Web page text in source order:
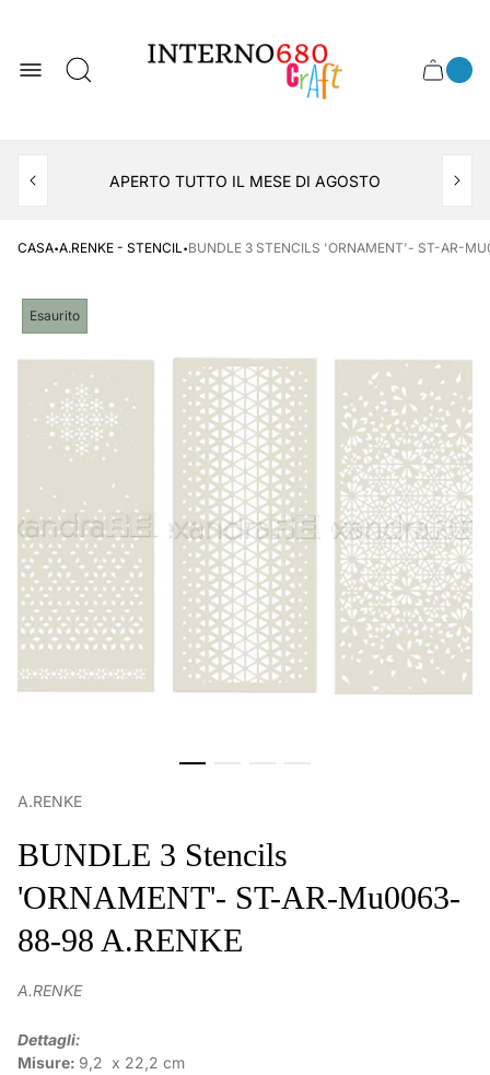
del
negozio
Cassetto
APERTO TUTTO IL MESE DI AGOSTO
CASA·A.RENKE - STENCIL·BUNDLE 3 STENCILS 'ORNAMENT'- ST-AR-
Etichetta
del
Esaurito
A.RENKE
BUNDLE 3 Stencils
'ORNAMENT'- ST-AR-Mu0063-
88-98 A.RENKE
A.RENKE
Dettagli:
Misure: 9,2 x 22,2 cm